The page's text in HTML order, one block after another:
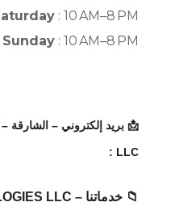
: 10 AM–8 PM
Sunday : 10 AM–8 PM
LLC :